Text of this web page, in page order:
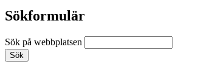
Sökformulär
Sök på webbplatsen